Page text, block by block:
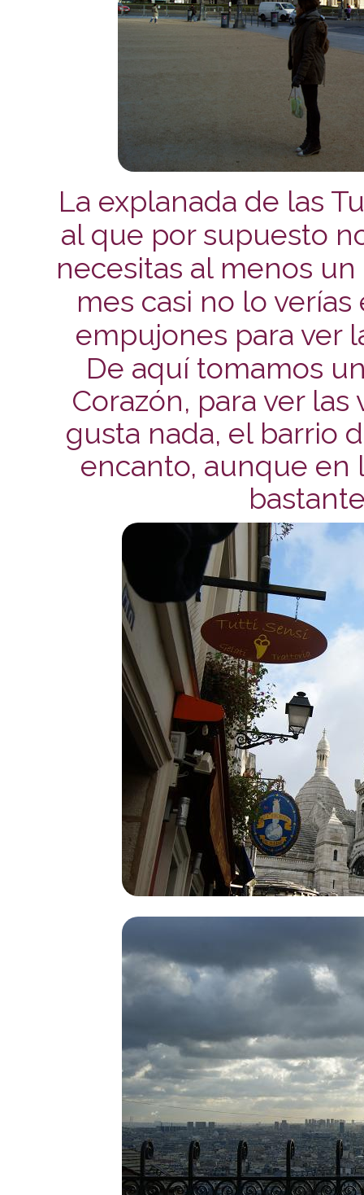
La explanada de las
al que por supuesto
necesitas al menos
mes casi no lo
empujones para ver
De aquí tomamos
Corazón, para ver
gusta nada, el barrio
encanto, aunque en